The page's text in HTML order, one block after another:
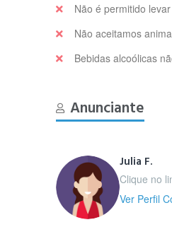
Não é permitido
Não aceitamos
Bebidas alcoólicas
Anunciante
Julia F.
Clique no
Ver Perfil